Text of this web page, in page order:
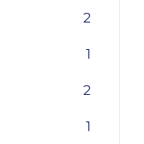
2
1
2
1